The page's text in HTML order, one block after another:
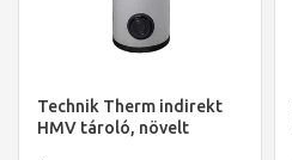
Technik Therm indirekt
HMV tároló, növelt